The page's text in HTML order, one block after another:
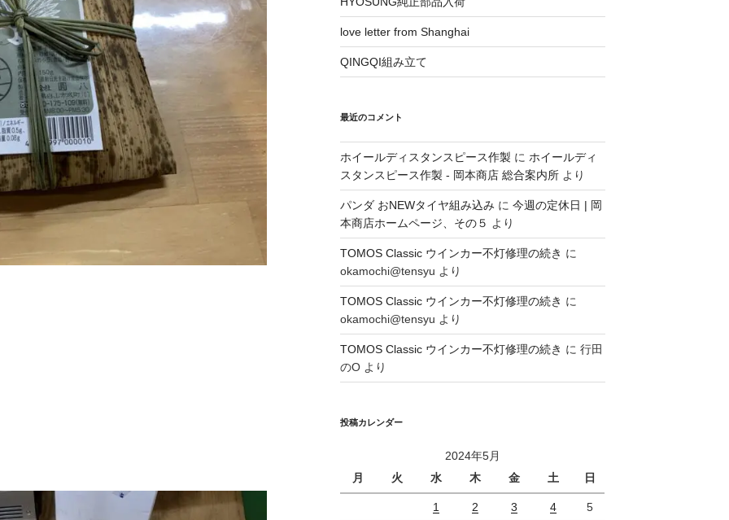
love letter from Shanghai
QINGQI組み立て
最近のコメント
ホイールディスタンスピース作製 に ホイールディ
スタンスピース作製 - 岡本商店 総合案内所 より
パンダ おNEWタイヤ組み込み に今週の定休日 | 岡
本商店ホームページ、その５ より
TOMOS Classic ウインカー不灯修理の続き に
okamochi@tensyu より
TOMOS Classic ウインカー不灯修理の続き に
okamochi@tensyu より
TOMOS Classic ウインカー不灯修理の続き に行田
のO より
投稿カレンダー
2024年5月
月
火 水 木 金 土 日
1 2 3 4 5